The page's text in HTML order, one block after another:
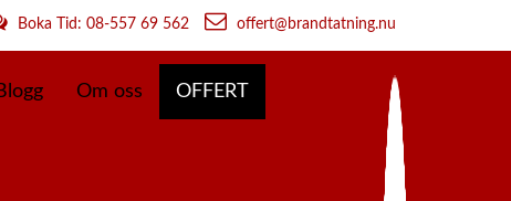
Boka Tid: 08-557 69 562 offert@brandtatning.nu
Om oss OFFERT